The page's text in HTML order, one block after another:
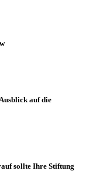
auf die
sollte Ihre Stiftung